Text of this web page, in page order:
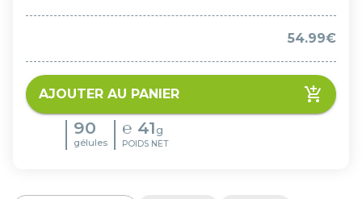
54.99€
AJOUTER AU PANIER
90
gélules
℮ 41 g
POIDS NET